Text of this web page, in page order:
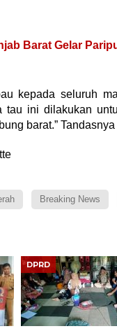
Barat Gelar
kepada seluruh
tau ini dilakukan
barat.” Tandasnya
Breaking News
DPRD